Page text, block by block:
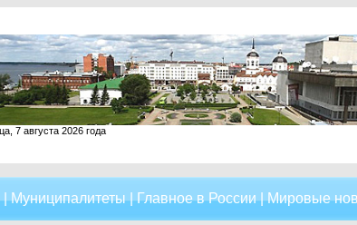
7 августа 2026 года
|Муниципалитеты|Главное в России|Мировые